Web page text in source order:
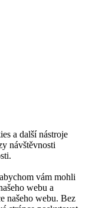
a další nástroje
návštěvnosti
vám mohli
webu a
našeho webu. Bez